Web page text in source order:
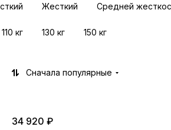
Жесткий Средней
110 кг 130 кг 150 кг
Сначала популярные
34 920 ₽